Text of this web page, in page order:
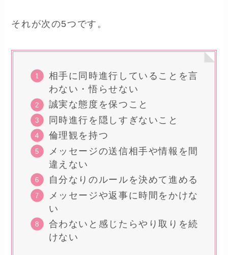
それが次の5つです。
相手に同時進行していることを言
わない・悟らせない
誠実な態度を保つこと
同時進行を隠しすぎないこと
倫理観を持つ
メッセージの送信相手や情報を間
違えない
自分なりのルールを決めて進める
メッセージや返事に時間をかけな
い
合わないと感じたらやり取りを続
けない